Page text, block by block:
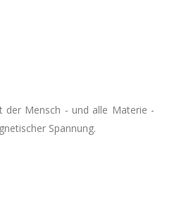
der Mensch - und alle Materie -
Spannung.